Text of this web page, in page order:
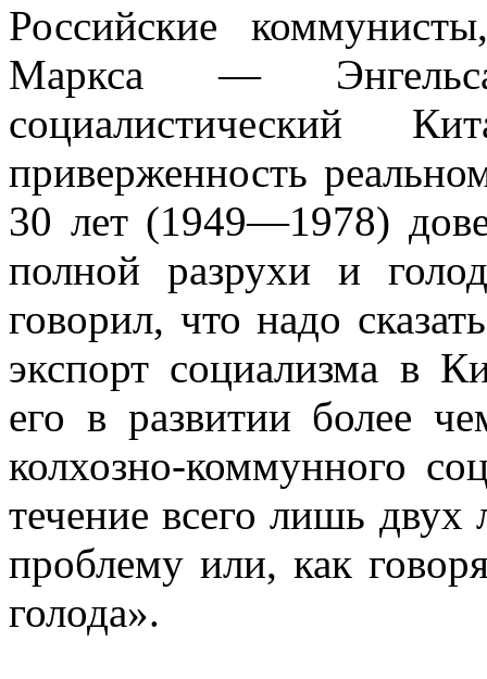
Российские
Маркса —
приверженность
30 лет (1949—1978)
полной разрухи и
говорил, что надо
экспорт социализма в
его в развитии более
колхозно-коммунного
течение всего лишь
проблему или, как
голода».